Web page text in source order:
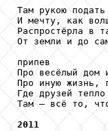
Там рукою
И мечту, как
Распростёрла в
От земли и до
припев
Про весёлый дом
Про иную
Где друзей
Там – всё то,
2011